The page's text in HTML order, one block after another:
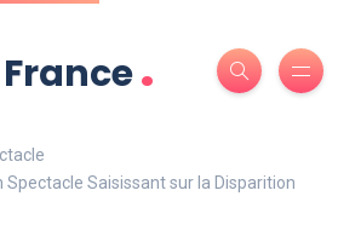
.
Spectacle Saisissant sur la Disparition